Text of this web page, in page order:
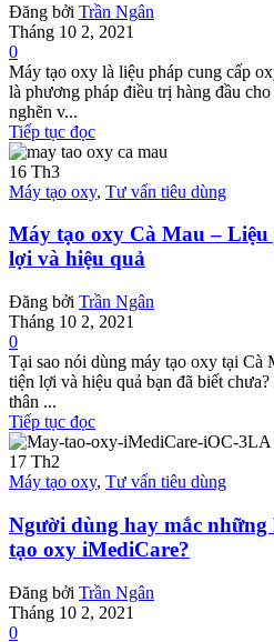
Đăng bởi Trần Ngân
Tháng 10 2, 2021
0
Máy tạo oxy là liệu pháp cung cấp
là phương pháp điều trị hàng đầu
nghẽn v...
Tiếp tục đọc
16 Th3
Máy tạo oxy, Tư vấn tiêu dùng
Máy tạo oxy Cà Mau –
lợi và hiệu quả
Đăng bởi Trần Ngân
Tháng 10 2, 2021
0
Tại sao nói dùng máy tạo oxy tại Cà
tiện lợi và hiệu quả bạn đã biết
thân ...
Tiếp tục đọc
17 Th2
Máy tạo oxy, Tư vấn tiêu dùng
Người dùng hay mắc
tạo oxy iMediCare?
Đăng bởi Trần Ngân
Tháng 10 2, 2021
0